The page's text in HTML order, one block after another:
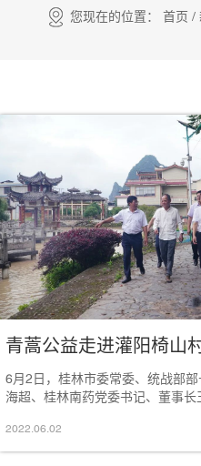
您现在的位置： 首页 /
6月2日，桂林市委常委、统战部
海超、桂林南药党委书记、董事
等，来到灌阳县洞井瑶族乡椅山
2022.06.02